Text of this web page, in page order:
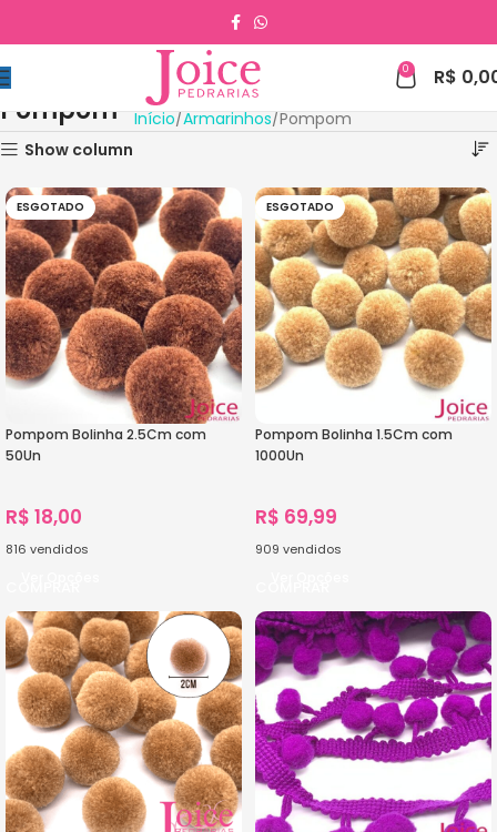
0 R$
Pompom Início Armarinhos Pompom
Show column
ESGOTADO
Pompom Bolinha 2.5Cm com
50Un
R$ 18,00
816 vendidos
ESGOTADO
Pompom Bolinha 1.5Cm com
1000Un
R$ 69,99
909 vendidos